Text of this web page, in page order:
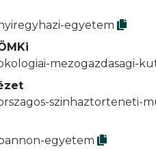
egyetem
mezogazdasagi-
szinhaztorteneti-
egyetem